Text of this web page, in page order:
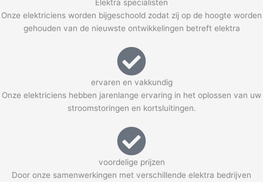
Elektra specialisten
Onze elektriciens worden bijgeschoold zodat zij op de hoogte worden
gehouden van de nieuwste ontwikkelingen betreft elektra
ervaren en vakkundig
Onze elektriciens hebben jarenlange ervaring in het oplossen van uw
stroomstoringen en kortsluitingen.
voordelige prijzen
Door onze samenwerkingen met verschillende elektra bedrijven